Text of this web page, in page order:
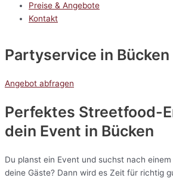
Preise & Angebote
Kontakt
Partyservice in Bücken
Angebot abfragen
Perfektes Streetfood-
dein Event in Bücken
Du planst ein Event und suchst nach
deine Gäste? Dann wird es Zeit für richtig